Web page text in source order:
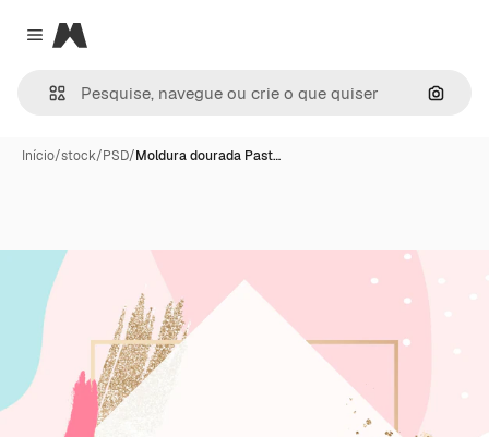
Close menu
Magnific
Início/stock/PSD/Moldura dourada Past…